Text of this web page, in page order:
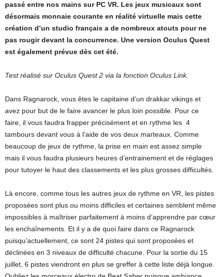
passé entre nos mains sur PC VR. Les jeux musicaux sont
désormais monnaie courante en réalité virtuelle mais cette
création d’un studio français a de nombreux atouts pour ne
pas rougir devant la concurrence. Une version Oculus Quest
est également prévue dès cet été.
Test réalisé sur Oculus Quest 2 via la fonction Oculus Link.
Dans Ragnarock, vous êtes le capitaine d’un drakkar vikings et
avez pour but de le faire avancer le plus loin possible. Pour ce
faire, il vous faudra frapper précisément et en rythme les 4
tambours devant vous à l’aide de vos deux marteaux. Comme
beaucoup de jeux de rythme, la prise en main est assez simple
mais il vous faudra plusieurs heures d’entrainement et de réglages
pour tutoyer le haut des classements et les plus grosses difficultés.
Là encore, comme tous les autres jeux de rythme en VR, les pistes
proposées sont plus ou moins difficiles et certaines semblent même
impossibles à maîtriser parfaitement à moins d’apprendre par cœur
les enchaînements. Et il y a de quoi faire dans ce Ragnarock
puisqu’actuellement, ce sont 24 pistes qui sont proposées et
déclinées en 3 niveaux de difficulté chacune. Pour la sortie du 15
juillet, 6 pistes viendront en plus se greffer à cette liste déjà longue.